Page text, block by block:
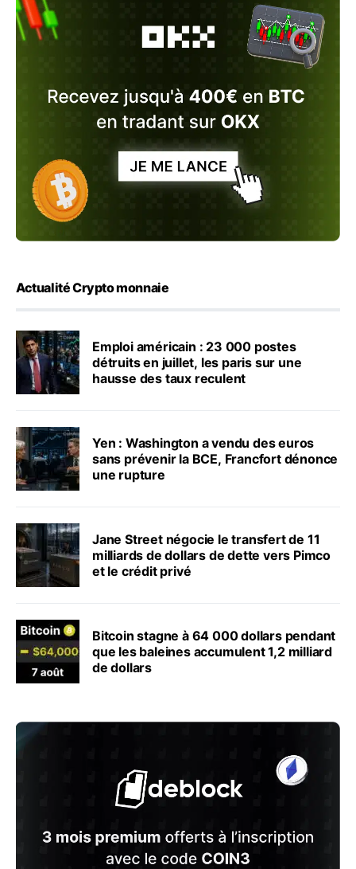
Actualité Crypto monnaie
Emploi américain : 23 000 postes
détruits en juillet, les paris sur une
hausse des taux reculent
Yen : Washington a vendu des euros
sans prévenir la BCE, Francfort dénonce
une rupture
Jane Street négocie le transfert de 11
milliards de dollars de dette vers Pimco
et le crédit privé
Bitcoin stagne à 64 000 dollars pendant
que les baleines accumulent 1,2 milliard
de dollars